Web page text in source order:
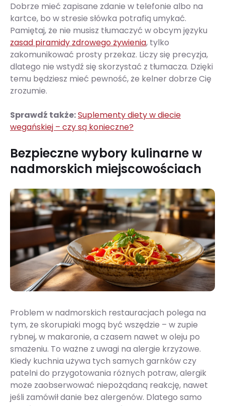
Dobrze mieć zapisane zdanie w telefonie albo na
kartce, bo w stresie słówka potrafią umykać.
Pamiętaj, że nie musisz tłumaczyć w obcym języku
zasad piramidy zdrowego żywienia, tylko
zakomunikować prosty przekaz. Liczy się precyzja,
dlatego nie wstydź się skorzystać z tłumacza. Dzięki
temu będziesz mieć pewność, że kelner dobrze Cię
zrozumie.
Sprawdź także:Suplementy diety w diecie
wegańskiej – czy są konieczne?
Bezpieczne wybory kulinarne w
nadmorskich miejscowościach
Problem w nadmorskich restauracjach polega na
tym, że skorupiaki mogą być wszędzie – w zupie
rybnej, w makaronie, a czasem nawet w oleju po
smażeniu. To ważne z uwagi na alergie krzyżowe.
Kiedy kuchnia używa tych samych garnków czy
patelni do przygotowania różnych potraw, alergik
może zaobserwować niepożądaną reakcję, nawet
jeśli zamówił danie bez alergenów. Dlatego samo